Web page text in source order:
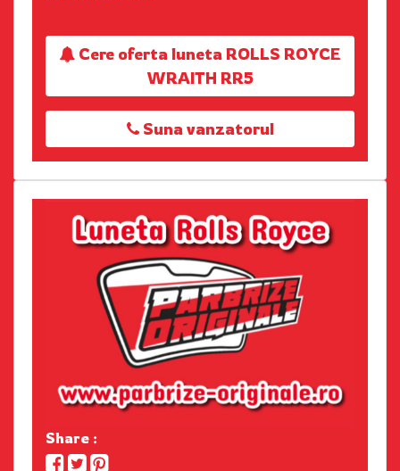
Cere oferta luneta ROLLS ROYCE
WRAITH RR5
Suna vanzatorul
Share :